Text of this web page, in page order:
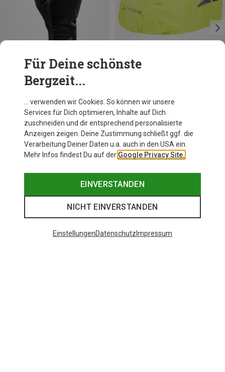
Du sparst 18%
Für Deine schönste
Bergzeit...
… verwenden wir Cookies. So können wir unsere
Services für Dich optimieren, Inhalte auf Dich
zuschneiden und dir entsprechend personalisierte
Anzeigen zeigen. Deine Zustimmung schließt ggf. die
Verarbeitung Deiner Daten u.a. auch in den USA ein.
Mehr Infos findest Du auf der Google Privacy Site.
EINVERSTANDEN
NICHT EINVERSTANDEN
EinstellungenDatenschutz Impressum